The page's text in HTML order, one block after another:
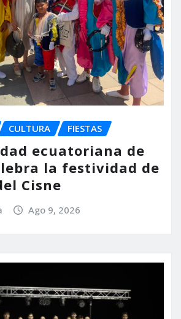
CULTURA FIESTAS
ecuatoriana de
la festividad de
Cisne
Ago 9, 2026